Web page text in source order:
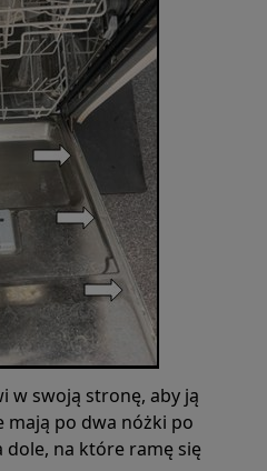
w swoją stronę, aby ją
mają po dwa nóżki po
na które ramę się